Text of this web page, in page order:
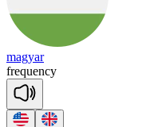
magyar
frequency